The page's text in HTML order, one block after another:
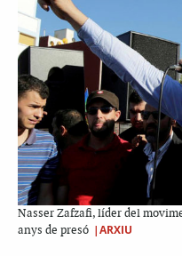
Nasser Zafzafi, líder del
anys de presó |ARXIU